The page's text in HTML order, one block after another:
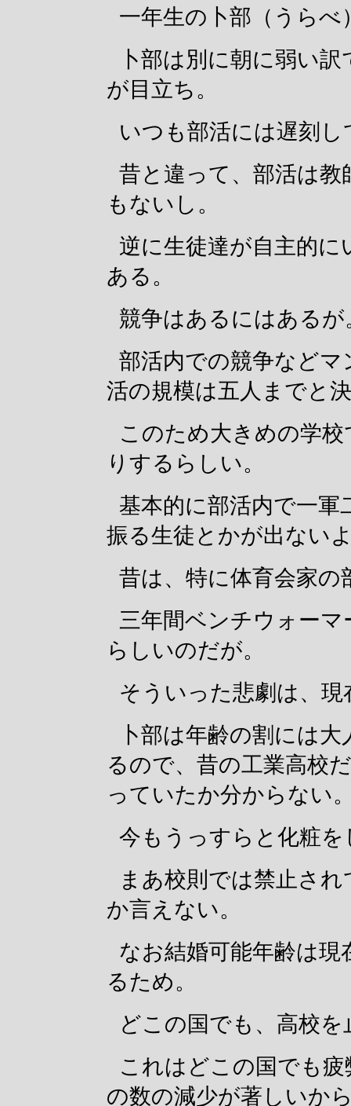
一年生の卜部（うらべ
卜部は別に朝に弱い
が目立ち。
いつも部活には遅刻し
昔と違って、部活は
もないし。
逆に生徒達が自主的
ある。
競争はあるにはあるが
部活内での競争など
活の規模は五人までと
このため大きめの学
りするらしい。
基本的に部活内で一
振る生徒とかが出ない
昔は、特に体育会家の
三年間ベンチウォー
らしいのだが。
そういった悲劇は、
卜部は年齢の割には
るので、昔の工業高校
っていたか分からない
今もうっすらと化粧
まあ校則では禁止さ
か言えない。
なお結婚可能年齢は
るため。
どこの国でも、高校
これはどこの国でも
の数の減少が著しいか